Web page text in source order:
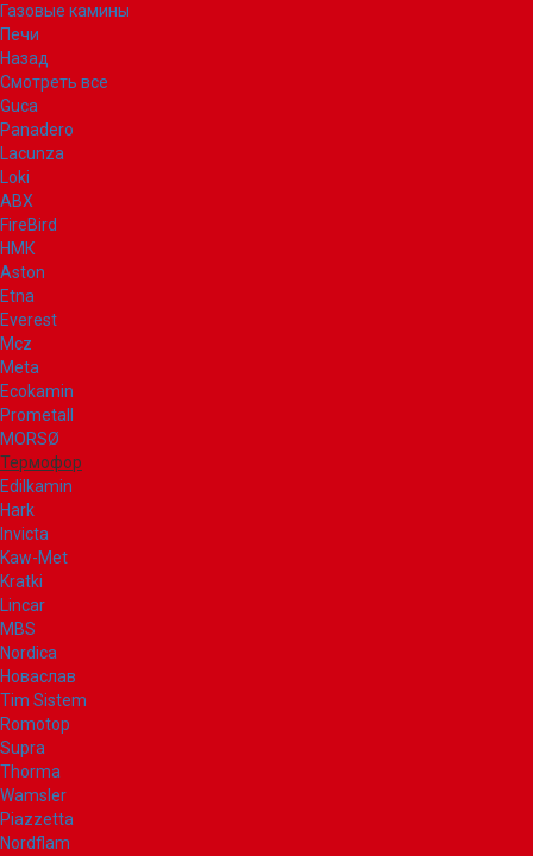
Газовые камины
Печи
Назад
Смотреть все
Guca
Panadero
Lacunza
Loki
ABX
FireBird
НМК
Aston
Etna
Everest
Mcz
Meta
Ecokamin
Prometall
MORSØ
Термофор
Edilkamin
Hark
Invicta
Kaw-Met
Kratki
Lincar
MBS
Nordica
Новаслав
Tim Sistem
Romotop
Supra
Thorma
Wamsler
Piazzetta
Nordflam